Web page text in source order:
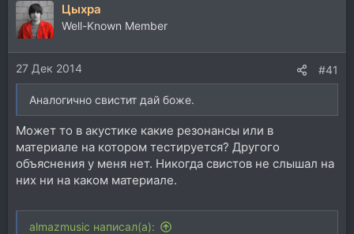
Цыхра
Well-Known Member
27 Дек 2014 #41
Аналогично свистит дай боже.
Может то в акустике какие резонансы или в
материале на котором тестируется? Другого
объяснения у меня нет. Никогда свистов не слышал на
них ни на каком материале.
almazmusic написал(а):